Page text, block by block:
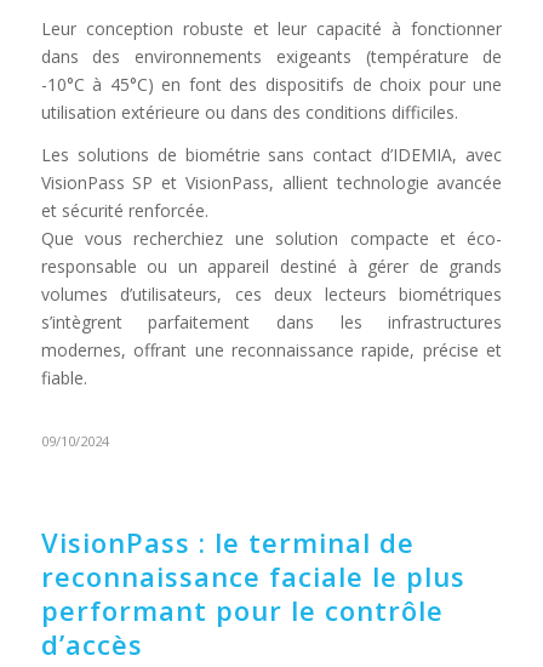
Leur conception robuste et leur capacité à fonctionner
dans des environnements exigeants (température de
-10°C à 45°C) en font des dispositifs de choix pour une
utilisation extérieure ou dans des conditions difficiles.
Les solutions de biométrie sans contact d’IDEMIA, avec
VisionPass SP et VisionPass, allient technologie avancée
et sécurité renforcée.
Que vous recherchiez une solution compacte et éco-
responsable ou un appareil destiné à gérer de grands
volumes d’utilisateurs, ces deux lecteurs biométriques
s’intègrent parfaitement dans les infrastructures
modernes, offrant une reconnaissance rapide, précise et
fiable.
09/10/2024
VisionPass : le terminal de
reconnaissance faciale le plus
performant pour le contrôle
d’accès